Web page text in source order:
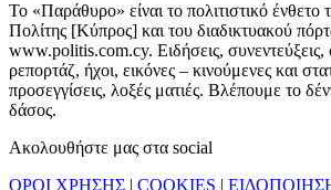
Το «Παράθυρο» είναι το πολιτιστικό ένθετο
Πολίτης [Κύπρος] και του διαδικτυακού
www.politis.com.cy. Ειδήσεις, συνεντεύξεις,
ρεπορτάζ, ήχοι, εικόνες – κινούμενες και
προσεγγίσεις, λοξές ματιές. Βλέπουμε το
δάσος.
Ακολουθήστε μας στα social
ΟΡΟΙ ΧΡΗΣΗΣ | COOKIES |